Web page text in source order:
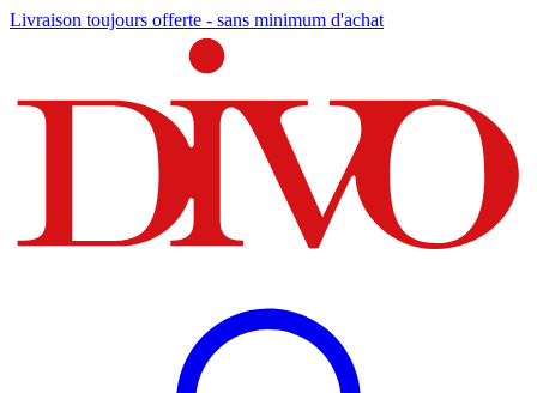
Livraison toujours offerte - sans minimum d'achat